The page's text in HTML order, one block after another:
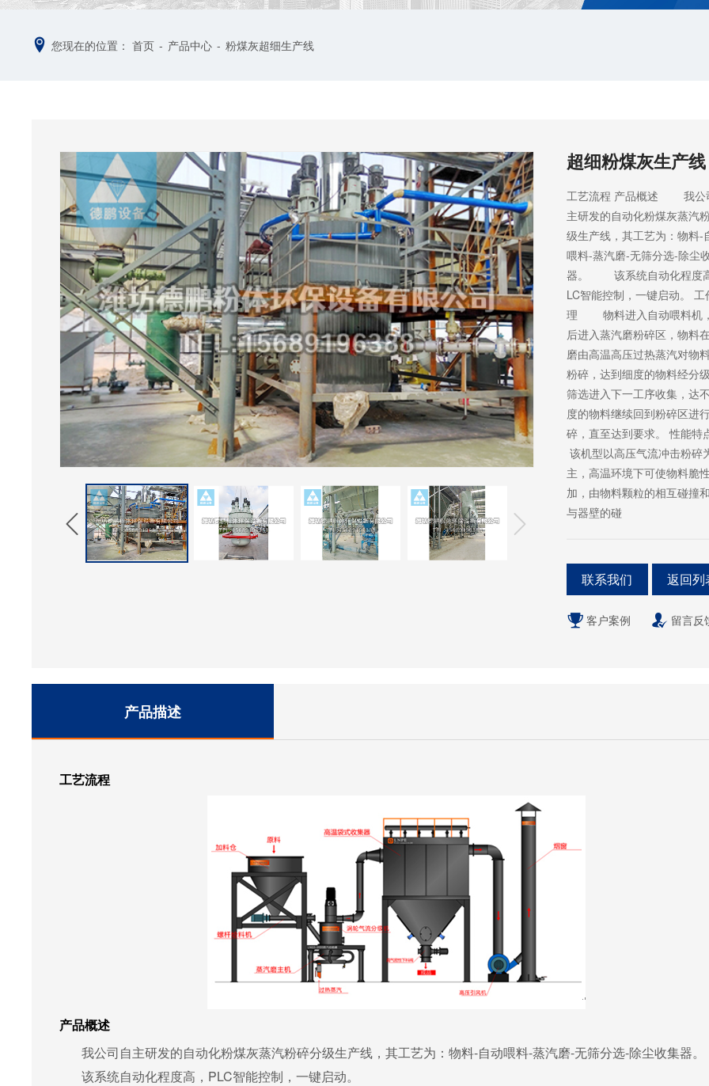
您现在的位置： 首页 - 产品中心 - 粉煤灰超细生产线
超细粉煤灰生产线
工艺流程 产品概述 我公
主研发的自动化粉煤灰蒸汽
级生产线，其工艺为：物料-
喂料-蒸汽磨-无筛分选-除尘
器。 该系统自动化程度
LC智能控制，一键启动。 工
理 物料进入自动喂料机
后进入蒸汽磨粉碎区，物料
磨由高温高压过热蒸汽对物
粉碎，达到细度的物料经分
筛选进入下一工序收集，达
度的物料继续回到粉碎区进
碎，直至达到要求。 性能
该机型以高压气流冲击粉碎
主，高温环境下可使物料脆
加，由物料颗粒的相互碰撞
与器壁的碰
联系我们 返回列
客户案例 留言反
产品描述
工艺流程
产品概述
我公司自主研发的自动化粉煤灰蒸汽粉碎分级生产线，其工艺为：物料-自动喂料-蒸汽磨-无筛分选-除尘收集器。
该系统自动化程度高，PLC智能控制，一键启动。